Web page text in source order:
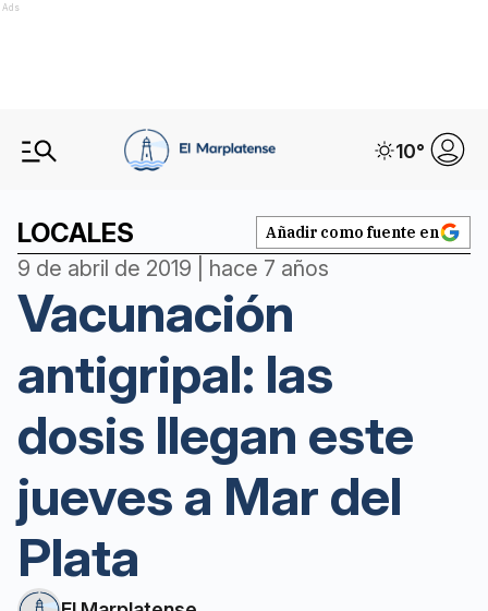
Ads
10°
LOCALES Añadir como fuente en
9 de abril de 2019 | hace 7 años
Vacunación
antigripal: las
dosis llegan este
jueves a Mar del
Plata